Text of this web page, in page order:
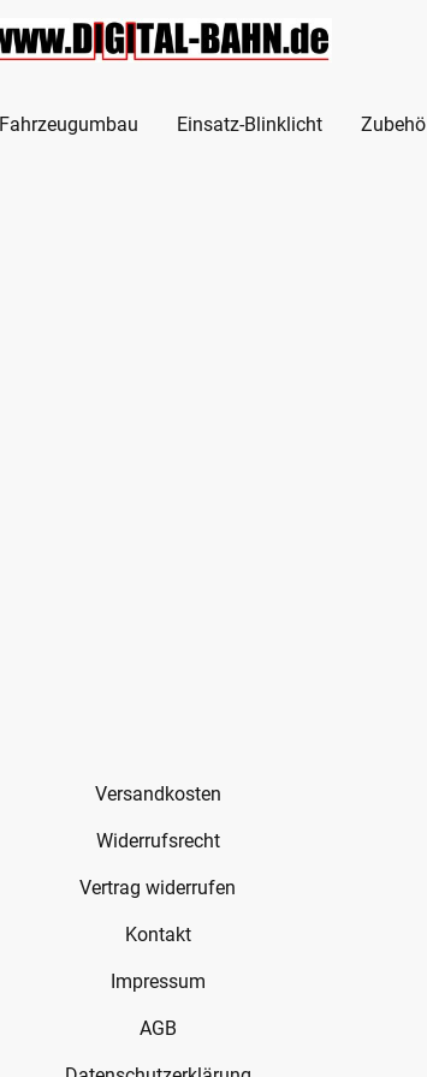
Fahrzeugumbau Einsatz-Blinklicht
Versandkosten
Widerrufsrecht
Vertrag widerrufen
Kontakt
Impressum
AGB